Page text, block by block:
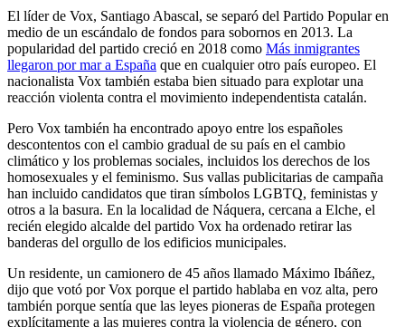
El líder de Vox, Santiago Abascal, se separó del Partido Popular en
medio de un escándalo de fondos para sobornos en 2013. La
popularidad del partido creció en 2018 como Más inmigrantes
llegaron por mar a España que en cualquier otro país europeo. El
nacionalista Vox también estaba bien situado para explotar una
reacción violenta contra el movimiento independentista catalán.
Pero Vox también ha encontrado apoyo entre los españoles
descontentos con el cambio gradual de su país en el cambio
climático y los problemas sociales, incluidos los derechos de los
homosexuales y el feminismo. Sus vallas publicitarias de campaña
han incluido candidatos que tiran símbolos LGBTQ, feministas y
otros a la basura. En la localidad de Náquera, cercana a Elche, el
recién elegido alcalde del partido Vox ha ordenado retirar las
banderas del orgullo de los edificios municipales.
Un residente, un camionero de 45 años llamado Máximo Ibáñez,
dijo que votó por Vox porque el partido hablaba en voz alta, pero
también porque sentía que las leyes pioneras de España protegen
explícitamente a las mujeres contra la violencia de género, con